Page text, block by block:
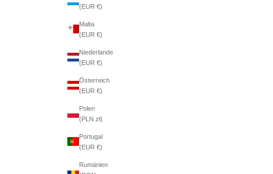
(EUR €)
Malta
(EUR €)
Niederlande
(EUR €)
Österreich
(EUR €)
Polen
(PLN zł)
Portugal
(EUR €)
Rumänien